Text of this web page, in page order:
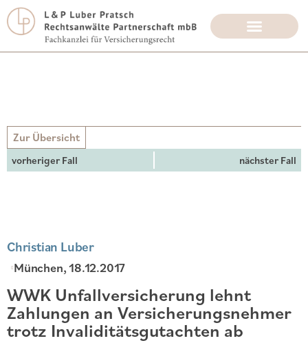
Zur Übersicht
vorheriger Fall nächster Fall
Christian Luber
München, 18.12.2017
WWK Unfallversicherung lehnt
Zahlungen an Versicherungsnehmer
trotz Invaliditätsgutachten ab